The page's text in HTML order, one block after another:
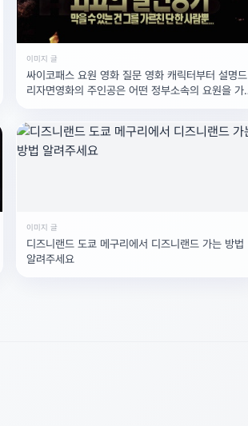
이미지 글
싸이코패스 요원 영화 질문 영화 캐릭터부터 설명드
리자면영화의 주인공은 어떤 정부소속의 요원을 가
이미지 글
디즈니랜드 도쿄 메구리에서 디즈니랜드 가는 방법
알려주세요